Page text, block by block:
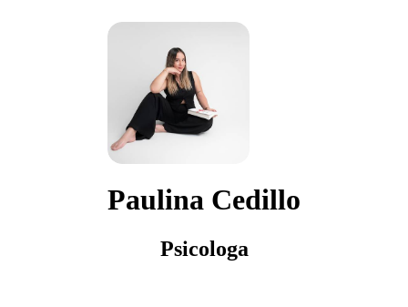
Paulina Cedillo
Psicologa